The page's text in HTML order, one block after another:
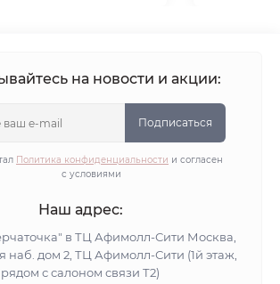
на новости и акции:
Подписаться
Политика конфиденциальности и согласен
с условиями
Наш адрес:
в ТЦ Афимолл-Сити Москва,
наб. дом 2, ТЦ Афимолл-Сити (1й этаж,
рядом с салоном связи Т2)